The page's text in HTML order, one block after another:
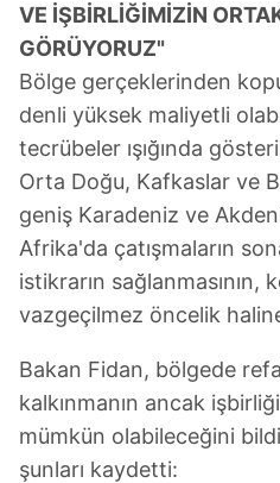
VE İŞBİRLİĞİMİZİN
GÖRÜYORUZ"
Bölge gerçeklerinden
denli yüksek maliyetli
tecrübeler ışığında
Orta Doğu, Kafkaslar ve
geniş Karadeniz ve
Afrika'da çatışmaların
istikrarın sağlanmasının,
vazgeçilmez öncelik
Bakan Fidan, bölgede
kalkınmanın ancak
mümkün olabileceğini
şunları kaydetti: